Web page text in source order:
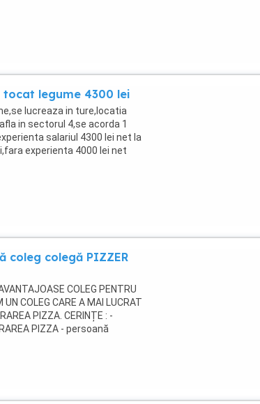
legume 4300 lei
lucreaza in ture,locatia
in sectorul 4,se acorda 1
salariul 4300 lei net la
experienta 4000 lei net
coleg colegă PIZZER
COLEG PENTRU
COLEG CARE A MAI LUCRAT
PIZZA. CERINȚE : -
PIZZA - persoană
- persoană curată, ...